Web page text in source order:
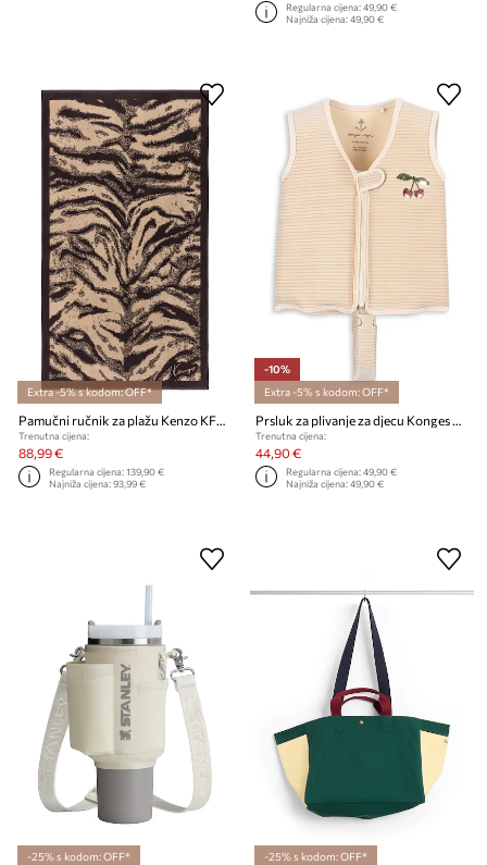
Regularna cijena:49,90 €
Najniža cijena:49,90 €
Extra -5% s kodom: OFF*
Pamučni ručnik za plažu Kenzo KFAUVE Naturel 90 x 160 cm
Trenutna cijena:
88,99 €
Regularna cijena:139,90 €
Najniža cijena:93,99 €
-10%
Extra -5% s kodom: OFF*
Prsluk za plivanje za djecu Konges Sløjd CHERRY SWIM VEST
Trenutna cijena:
44,90 €
Regularna cijena:49,90 €
Najniža cijena:49,90 €
-25% s kodom: OFF* -25% s kodom: OFF*